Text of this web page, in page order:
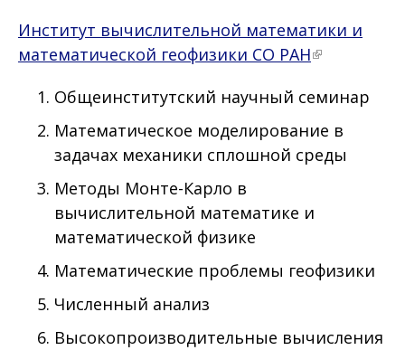
Институт вычислительной математики и
математической геофизики СО РАН
Общеинститутский научный семинар
Математическое моделирование в
задачах механики сплошной среды
Методы Монте-Карло в
вычислительной математике и
математической физике
Математические проблемы геофизики
Численный анализ
Высокопроизводительные вычисления